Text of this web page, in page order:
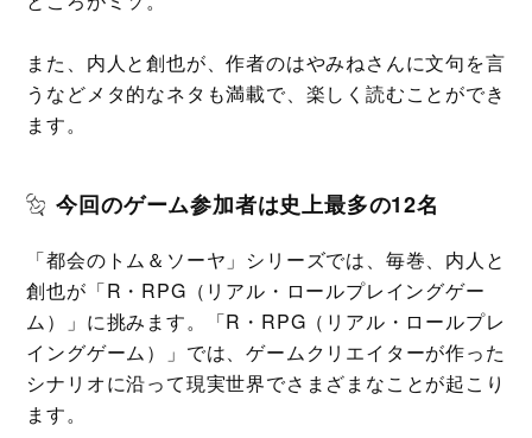
また、内人と創也が、作者のはやみねさんに文句を言
うなどメタ的なネタも満載で、楽しく読むことができ
ます。
今回のゲーム参加者は史上最多の12名
「都会のトム＆ソーヤ」シリーズでは、毎巻、内人と
創也が「R・RPG（リアル・ロールプレイングゲー
ム）」に挑みます。「R・RPG（リアル・ロールプレ
イングゲーム）」では、ゲームクリエイターが作った
シナリオに沿って現実世界でさまざまなことが起こり
ます。